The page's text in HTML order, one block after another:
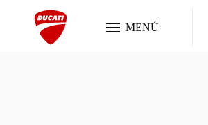
MENÚ